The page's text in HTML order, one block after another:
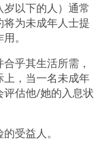
以下的人）通常
为未成年人士提
。
乎其生活所需，
，当一名未成年
评估他/她的入息状
受益人。